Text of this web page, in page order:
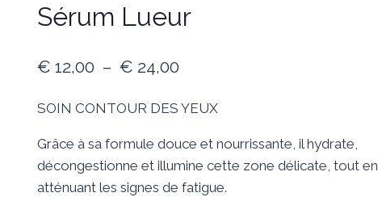
Sérum Lueur
€ 12,00 – € 24,00Plage
€ 12,00
à
SOIN CONTOUR DES YEUX
Grâce à sa formule douce et nourrissante, il hydrate,
décongestionne et illumine cette zone délicate, tout en
atténuant les signes de fatigue.